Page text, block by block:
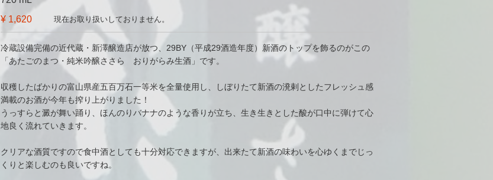
¥ 1,620
現在お取り扱いしておりません。
冷蔵設備完備の近代蔵・新澤醸造店が放つ、29BY（平成29酒造年度）新酒のトップを飾るのがこの
「あたごのまつ・純米吟醸ささら おりがらみ生酒」です。
収穫したばかりの富山県産五百万石一等米を全量使用し、しぼりたて新酒の溌剌としたフレッシュ感
満載のお酒が今年も搾り上がりました！
うっすらと澱が舞い踊り、ほんのりバナナのような香りが立ち、生き生きとした酸が口中に弾けて心
地良く流れていきます。
クリアな酒質ですので食中酒としても十分対応できますが、出来たて新酒の味わいを心ゆくまでじっ
くりと楽しむのも良いですね。